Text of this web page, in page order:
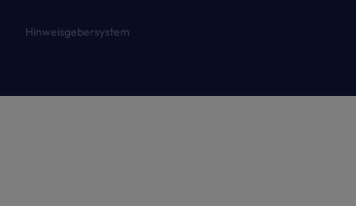
Hinweisgebersystem